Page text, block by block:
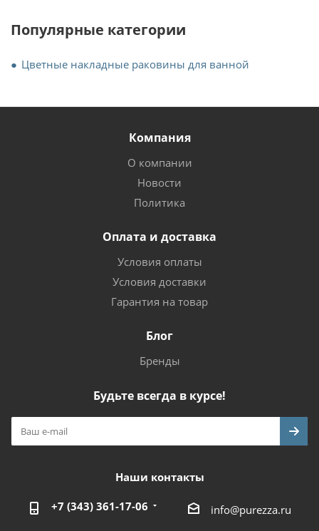
Популярные категории
Цветные накладные раковины для ванной
Компания
О компании
Новости
Политика
Оплата и доставка
Условия оплаты
Условия доставки
Гарантия на товар
Блог
Бренды
Будьте всегда в курсе!
Наши контакты
+7 (343) 361-17-06 info@purezza.ru